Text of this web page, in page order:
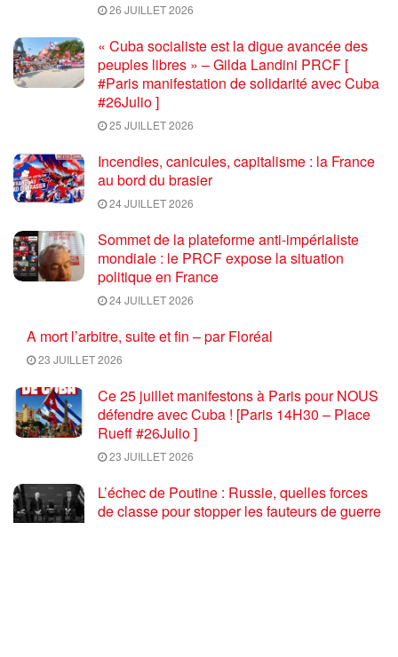
26 JUILLET 2026
« Cuba socialiste est la digue avancée des
peuples libres » – Gilda Landini PRCF [
#Paris manifestation de solidarité avec Cuba
#26Julio ]
25 JUILLET 2026
Incendies, canicules, capitalisme : la France
au bord du brasier
24 JUILLET 2026
Sommet de la plateforme anti-impérialiste
mondiale : le PRCF expose la situation
politique en France
24 JUILLET 2026
A mort l’arbitre, suite et fin – par Floréal
23 JUILLET 2026
Ce 25 juillet manifestons à Paris pour NOUS
défendre avec Cuba ! [Paris 14H30 – Place
Rueff #26Julio ]
23 JUILLET 2026
L’échec de Poutine : Russie, quelles forces
de classe pour stopper les fauteurs de guerre